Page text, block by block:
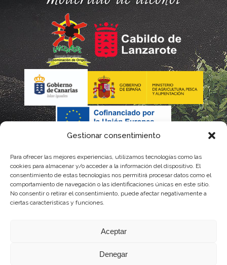
Gestionar consentimiento
Para ofrecer las mejores experiencias, utilizamos tecnologías como las
cookies para almacenar y/o acceder a la información del dispositivo. El
consentimiento de estas tecnologías nos permitirá procesar datos como el
comportamiento de navegación o las identificaciones únicas en este sitio.
No consentir o retirar el consentimiento, puede afectar negativamente a
ciertas características y funciones.
Aceptar
Denegar
La gestión de la DOP Lanzarote realizada por este Consejo
Regulador es financiada, parcialmente, por el Gobierno de
Canarias
Instituto Canario de Calidad Agroalimentaria